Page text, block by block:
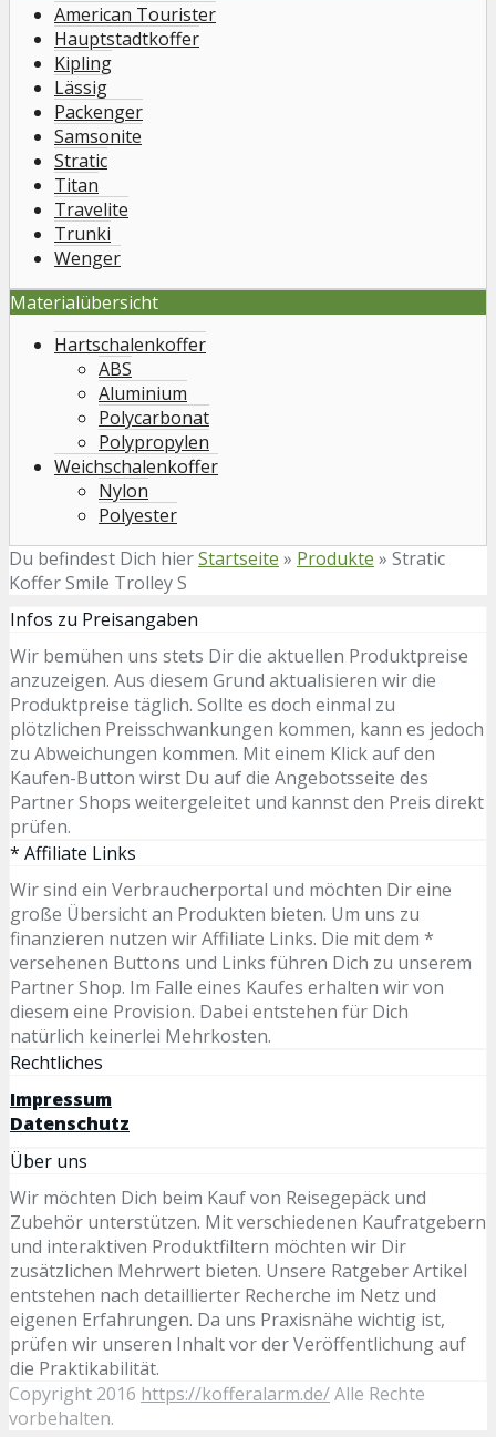
American Tourister
Hauptstadtkoffer
Kipling
Lässig
Packenger
Samsonite
Stratic
Titan
Travelite
Trunki
Wenger
Materialübersicht
Hartschalenkoffer
ABS
Aluminium
Polycarbonat
Polypropylen
Weichschalenkoffer
Nylon
Polyester
Du befindest Dich hierStartseite » Produkte » Stratic
Koffer Smile Trolley S
Infos zu Preisangaben
Wir bemühen uns stets Dir die aktuellen Produktpreise
anzuzeigen. Aus diesem Grund aktualisieren wir die
Produktpreise täglich. Sollte es doch einmal zu
plötzlichen Preisschwankungen kommen, kann es jedoch
zu Abweichungen kommen. Mit einem Klick auf den
Kaufen-Button wirst Du auf die Angebotsseite des
Partner Shops weitergeleitet und kannst den Preis direkt
prüfen.
* Affiliate Links
Wir sind ein Verbraucherportal und möchten Dir eine
große Übersicht an Produkten bieten. Um uns zu
finanzieren nutzen wir Affiliate Links. Die mit dem *
versehenen Buttons und Links führen Dich zu unserem
Partner Shop. Im Falle eines Kaufes erhalten wir von
diesem eine Provision. Dabei entstehen für Dich
natürlich keinerlei Mehrkosten.
Rechtliches
Impressum
Datenschutz
Über uns
Wir möchten Dich beim Kauf von Reisegepäck und
Zubehör unterstützen. Mit verschiedenen Kaufratgebern
und interaktiven Produktfiltern möchten wir Dir
zusätzlichen Mehrwert bieten. Unsere Ratgeber Artikel
entstehen nach detaillierter Recherche im Netz und
eigenen Erfahrungen. Da uns Praxisnähe wichtig ist,
prüfen wir unseren Inhalt vor der Veröffentlichung auf
die Praktikabilität.
Copyright 2016 https://kofferalarm.de/Alle Rechte
vorbehalten.